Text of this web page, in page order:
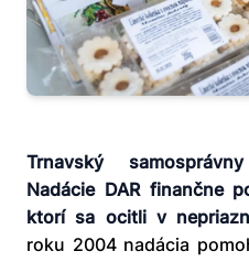
Trnavský
Nadácie DAR finančne
ktorí sa ocitli v
roku 2004 nadácia